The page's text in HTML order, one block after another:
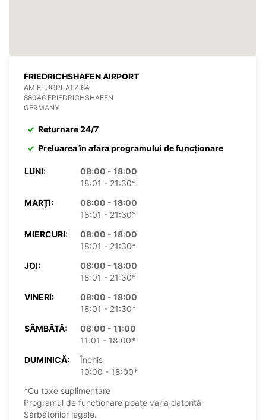
FRIEDRICHSHAFEN AIRPORT
AM FLUGPLATZ 64
88046 FRIEDRICHSHAFEN
GERMANY
Returnare 24/7
Preluarea în afara programului de funcționare
LUNI:
08:00 - 18:00
18:01 - 21:30*
MARȚI:
08:00 - 18:00
18:01 - 21:30*
MIERCURI:
08:00 - 18:00
18:01 - 21:30*
JOI:
08:00 - 18:00
18:01 - 21:30*
VINERI:
08:00 - 18:00
18:01 - 21:30*
SÂMBĂTĂ:
08:00 - 11:00
11:01 - 18:00*
DUMINICĂ:
Închis
10:00 - 18:00*
*Cu taxe suplimentare
Programul de funcționare poate varia datorită
Sărbătorilor legale.